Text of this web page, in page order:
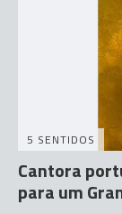
5 SENTIDOS
Cantora
para um